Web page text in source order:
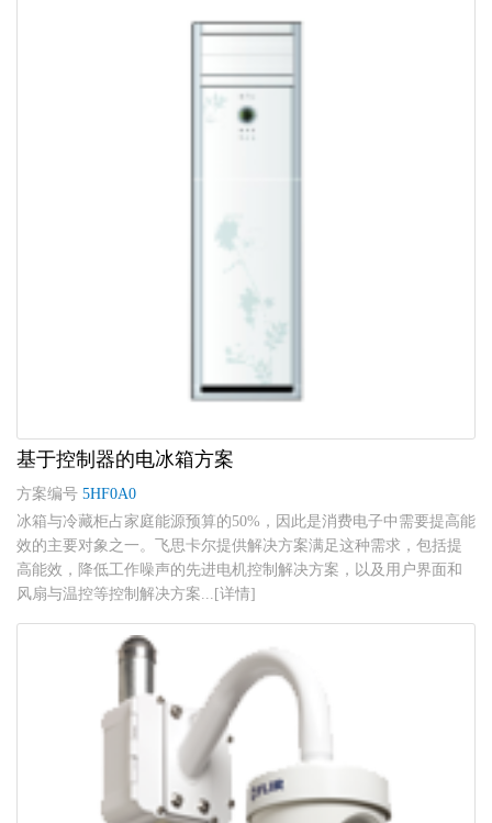
基于控制器的电冰箱方案
方案编号 5HF0A0
冰箱与冷藏柜占家庭能源预算的50%，因此是消费电子中需要提高能
效的主要对象之一。飞思卡尔提供解决方案满足这种需求，包括提
高能效，降低工作噪声的先进电机控制解决方案，以及用户界面和
风扇与温控等控制解决方案...[详情]